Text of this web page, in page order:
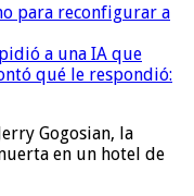
para reconfigurar a
a una IA que
qué le respondió:
Gogosian, la
en un hotel de